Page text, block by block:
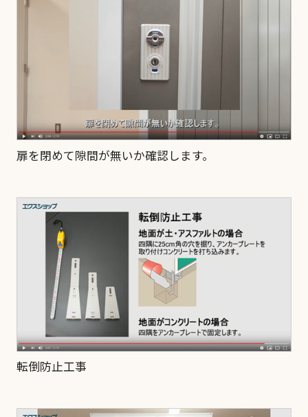
扉を閉めて隙間が無いか確認します。
転倒防止工事